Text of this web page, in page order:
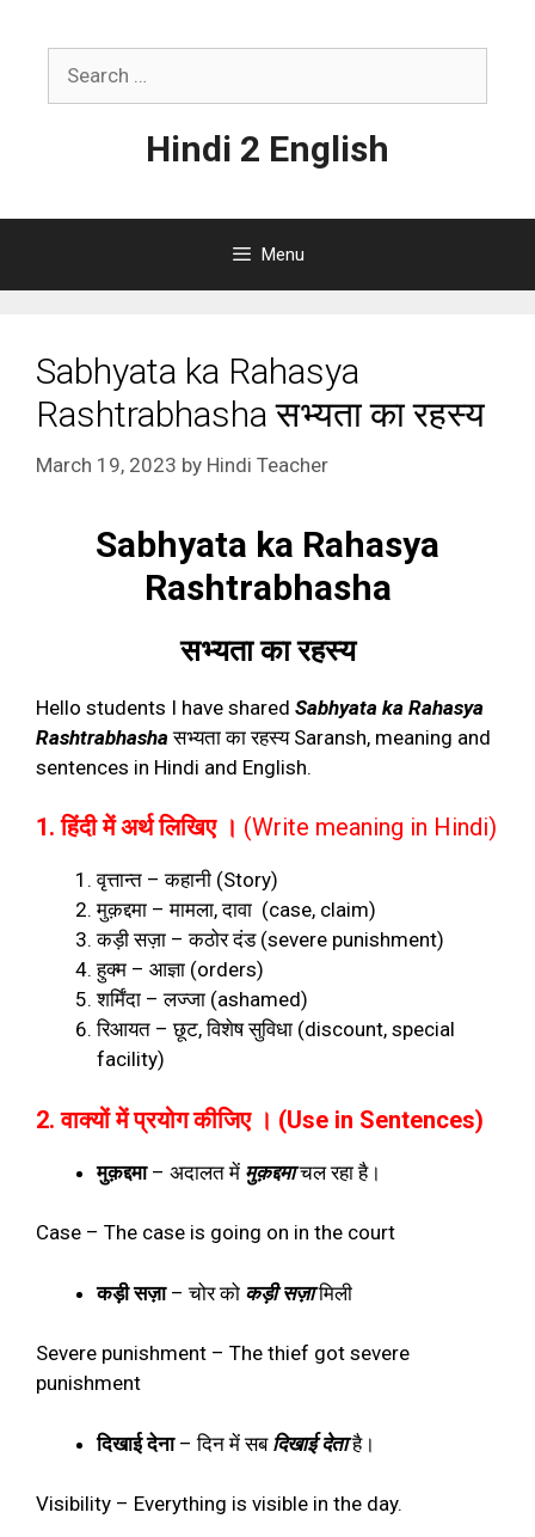
Hindi 2 English
Menu
Sabhyata ka Rahasya
Rashtrabhasha सभ्यता का रहस्य
March 19, 2023 by Hindi Teacher
Sabhyata ka Rahasya
Rashtrabhasha
सभ्यता का रहस्य
Hello students I have shared Sabhyata ka Rahasya
Rashtrabhasha सभ्यता का रहस्य Saransh, meaning and
sentences in Hindi and English.
1. हिंदी में अर्थ लिखिए । (Write meaning in Hindi)
वृत्तान्त –कहानी (Story)
मुक़द्दमा –मामला,दावा (case, claim)
कड़ी सज़ा –कठोर दंड (severe punishment)
हुक्म – आज्ञा (orders)
शर्मिंदा –लज्जा (ashamed)
रिआयत –छूट,विशेष सुविधा (discount, special
facility)
2. वाक्यों में प्रयोग कीजिए । (Use in Sentences)
मुक़द्दमा– अदालत में मुक़द्दमाचल रहा है।
Case – The case is going on in the court
कड़ी सज़ा–चोर को कड़ी सज़ामिली
Severe punishment – The thief got severe
punishment
दिखाई देना–दिन में सब दिखाई देताहै।
Visibility – Everything is visible in the day.